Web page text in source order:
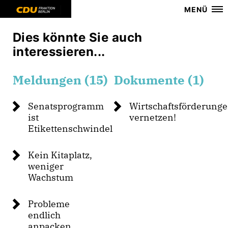
MENÜ
Dies könnte Sie auch
interessieren...
Meldungen (15)
Senatsprogramm
ist
Etikettenschwindel
Kein Kitaplatz,
weniger
Wachstum
Probleme
endlich
Dokumente (1)
vernetzen!